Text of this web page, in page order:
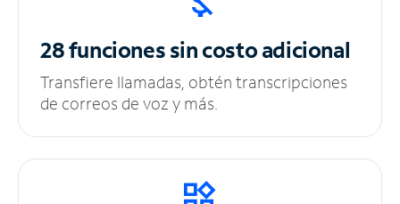
28 funciones sincosto adicional
Transfiere llamadas, obtén transcripciones
de correos de voz y más.